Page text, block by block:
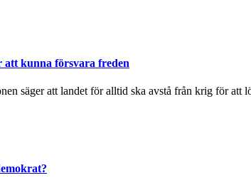
att kunna försvara freden
säger att landet för alltid ska avstå från krig för